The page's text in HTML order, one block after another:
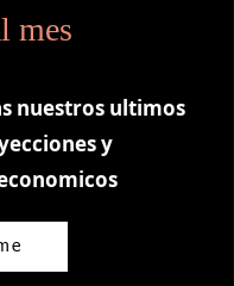
mes
nuestros ultimos
y